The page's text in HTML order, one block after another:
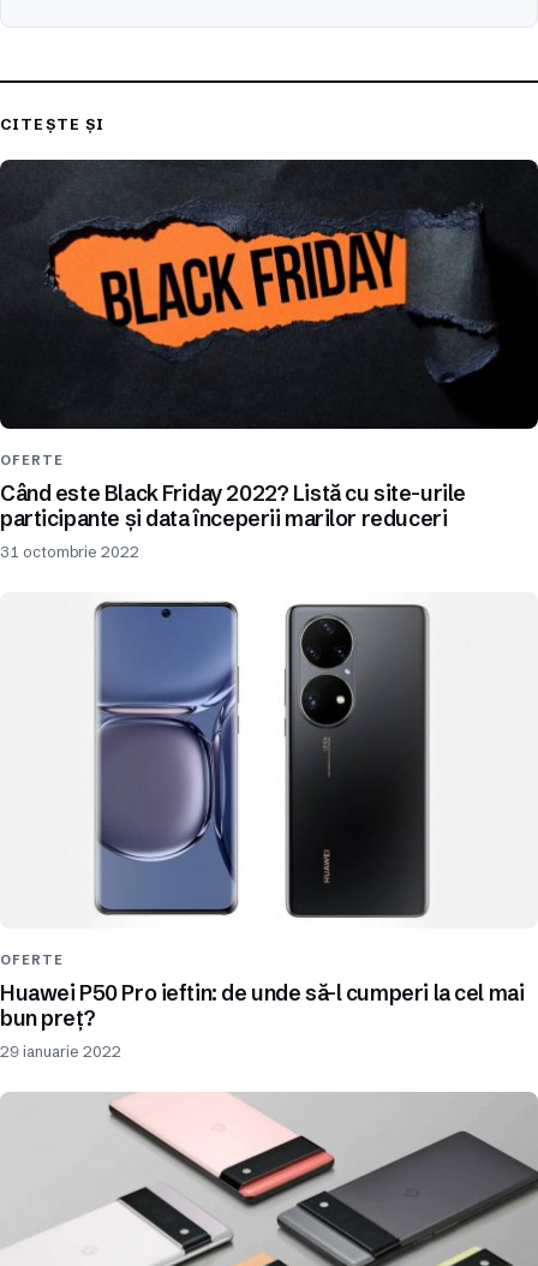
CITEȘTE ȘI
OFERTE
Când este Black Friday 2022? Listă cu site-urile
participante și data începerii marilor reduceri
31 octombrie 2022
OFERTE
Huawei P50 Pro ieftin: de unde să-l cumperi la cel mai
bun preț?
29 ianuarie 2022